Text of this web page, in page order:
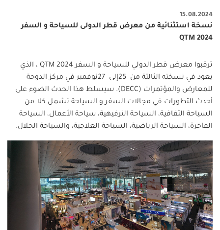
15.08.2024
نسخة استثنائية من معرض قطر الدولى للسياحة و السفر
QTM 2024
ترقبوا معرض قطر الدولي للسياحة و السفرQTM 2024 ، الذي
يعود في نسخته الثالثة من
إلى
نوفمبر في مركز الدوحة
للمعارض والمؤتمرات (DECC)
. سيسلط هذا الحدث الضوء على
أحدث التطورات في مجالات السفر و السياحة تشمل كلا من
السياحة الثقافية، السياحة الترفيهية، سياحة الأعمال، السياحة
الفاخرة، السياحة الرياضية، السياحة العلاجية، والسياحة الحلال.